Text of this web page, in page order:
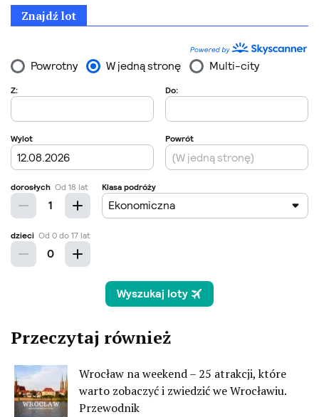
Znajdź lot
Przeczytaj również
Wrocław na weekend – 25 atrakcji, które
warto zobaczyć i zwiedzić we Wrocławiu.
Przewodnik